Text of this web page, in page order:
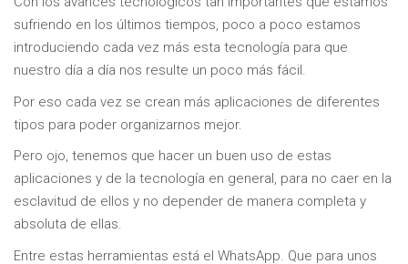
sufriendo en los últimos tiempos, poco a poco estamos
introduciendo cada vez más esta tecnología para que
nuestro día a día nos resulte un poco más fácil.
Por eso cada vez se crean más aplicaciones de diferentes
tipos para poder organizarnos mejor.
Pero ojo, tenemos que hacer un buen uso de estas
aplicaciones y de la tecnología en general, para no caer en la
esclavitud de ellos y no depender de manera completa y
absoluta de ellas.
Entre estas herramientas está el WhatsApp. Que para unos